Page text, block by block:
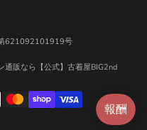
第621092101919号
通販なら【公式】古着屋BIG2nd